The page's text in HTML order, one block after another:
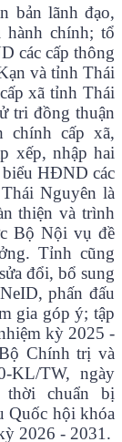
bản lãnh đạo,
hành chính; tổ
các cấp thông
và tỉnh Thái
xã tỉnh Thái
tri đồng thuận
chính cấp xã,
xếp, nhập hai
HĐND các
Nguyên là
thiện và trình
Bộ Nội vụ đề
Tỉnh cũng
đổi, bổ sung
phấn đấu
gia góp ý; tập
kỳ 2025 -
Chính trị và
KL/TW, ngày
thời chuẩn bị
Quốc hội khóa
2026 - 2031.